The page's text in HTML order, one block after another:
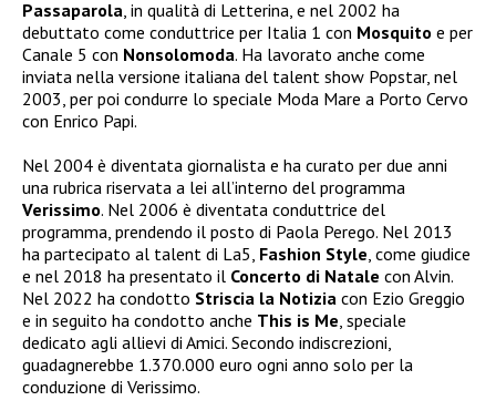
Passaparola, in qualità di Letterina, e nel 2002 ha
debuttato come conduttrice per Italia 1 con Mosquito e per
Canale 5 con Nonsolomoda. Ha lavorato anche come
inviata nella versione italiana del talent show Popstar, nel
2003, per poi condurre lo speciale Moda Mare a Porto Cervo
con Enrico Papi.
Nel 2004 è diventata giornalista e ha curato per due anni
una rubrica riservata a lei all’interno del programma
Verissimo. Nel 2006 è diventata conduttrice del
programma, prendendo il posto di Paola Perego. Nel 2013
ha partecipato al talent di La5, Fashion Style, come giudice
e nel 2018 ha presentato il Concerto di Natale con Alvin.
Nel 2022 ha condotto Striscia la Notizia con Ezio Greggio
e in seguito ha condotto anche This is Me, speciale
dedicato agli allievi di Amici. Secondo indiscrezioni,
guadagnerebbe 1.370.000 euro ogni anno solo per la
conduzione di Verissimo.